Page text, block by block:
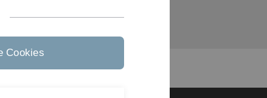
Veranstalter:ZAWiW
Cookies